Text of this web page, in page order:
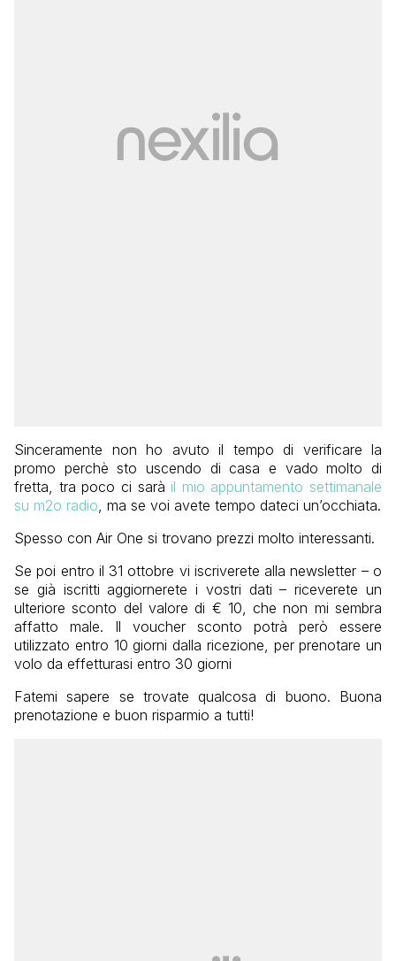
Sinceramente non ho avuto il tempo di verificare la
promo perchè sto uscendo di casa e vado molto di
fretta, tra poco ci sarà il mio appuntamento settimanale
su m2o radio, ma se voi avete tempo dateci un’occhiata.
Spesso con Air One si trovano prezzi molto interessanti.
Se poi entro il 31 ottobre vi iscriverete alla newsletter – o
se già iscritti aggiornerete i vostri dati – riceverete un
ulteriore sconto del valore di € 10, che non mi sembra
affatto male. Il voucher sconto potrà però essere
utilizzato entro 10 giorni dalla ricezione, per prenotare un
volo da effetturasi entro 30 giorni
Fatemi sapere se trovate qualcosa di buono. Buona
prenotazione e buon risparmio a tutti!